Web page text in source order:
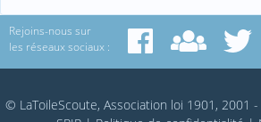
Rejoins-nous sur
les réseaux sociaux :
© LaToileScoute, Association loi 1901, 2001